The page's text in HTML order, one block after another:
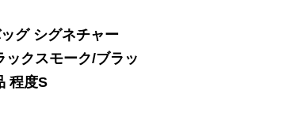
グ シグネチャー
クスモーク/ブラッ
程度S